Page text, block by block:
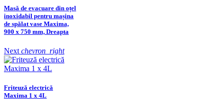
Masă de evacuare din oțel
inoxidabil pentru mașina
de spălat vase Maxima,
900 x 750 mm, Dreapta
Next chevron_right
Friteuză electrică
Maxima 1 x 4L